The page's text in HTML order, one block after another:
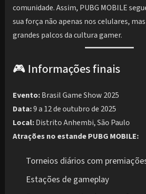
comunidade. Assim, PUBG MOBILE
sua força não apenas nos celulares,
grandes palcos da cultura gamer.
🎮 Informações finais
Evento:Brasil Game Show 2025
Data:9 a 12 de outubro de 2025
Local:Distrito Anhembi, São Paulo
Atrações no estande PUBG MOBILE:
Torneios diários com
Estações de gameplay